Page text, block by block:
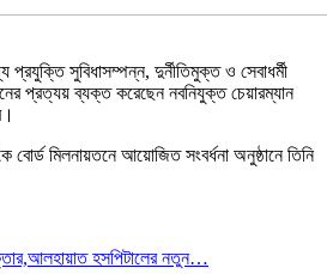
প্রযুক্তি সুবিধাসম্পন্ন, দুর্নীতিমুক্ত ও সেবাধর্মী
প্রত্যয় ব্যক্ত করেছেন নবনিযুক্ত চেয়ারম্যান
বোর্ড মিলনায়তনে আয়োজিত সংবর্ধনা অনুষ্ঠানে তিনি
হসপিটালের নতুন…